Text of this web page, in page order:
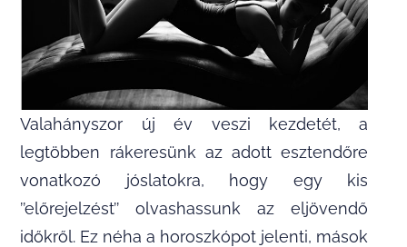
Valahányszor új év veszi kezdetét, a
legtöbben rákeresünk az adott esztendőre
vonatkozó jóslatokra, hogy egy kis
’’előrejelzést’’ olvashassunk az eljövendő
időkről. Ez néha a horoszkópot jelenti, mások